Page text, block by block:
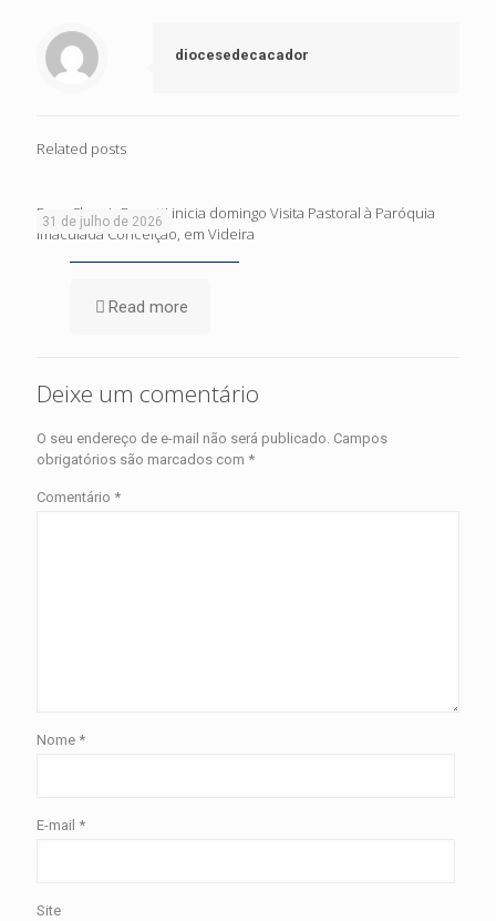
diocesedecacador
Related posts
31 de julho de 2026
Dom Cleocir Bonetti inicia domingo Visita Pastoral à Paróquia
Imaculada Conceição, em Videira
Read more
Deixe um comentário
O seu endereço de e-mail não será publicado. Campos
obrigatórios são marcados com *
Comentário *
Nome *
E-mail *
Site